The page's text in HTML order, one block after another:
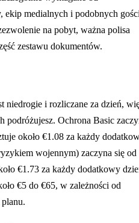
ekip medialnych i podobnych
na pobyt, ważna polisa
zestawu dokumentów.
niedrogie i rozliczane za dzień,
podróżujesz. Ochrona Basic
około €1.08 za każdy
wojennym) zaczyna się od
€1.73 za każdy dodatkowy
€5 do €65, w zależności od